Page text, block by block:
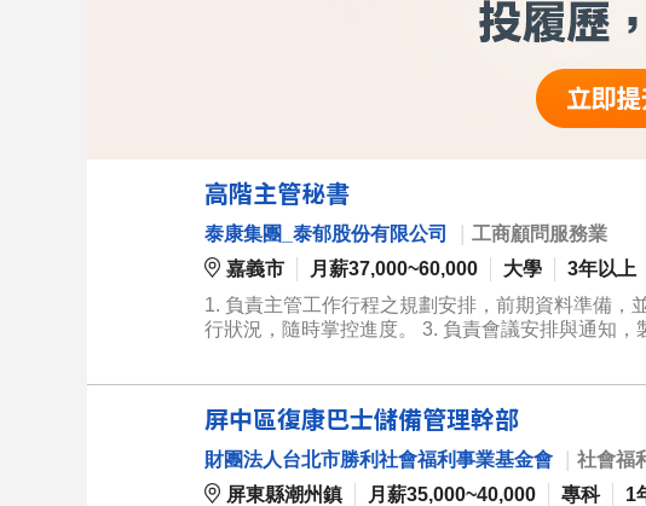
高階主管秘書
泰康集團_泰郁股份有限公司
工商顧問服務業
嘉義市
月薪37,000~60,000 大學
3年以上
1. 負責主管工作行程之規劃安排，前期資料準備，
行狀況，隨時掌控進度。 3. 負責會議安排與通知
屏中區復康巴士儲備管理幹部
財團法人台北市勝利社會福利事業基金會
社會福
屏東縣潮州鎮
月薪35,000~40,000 專科
1